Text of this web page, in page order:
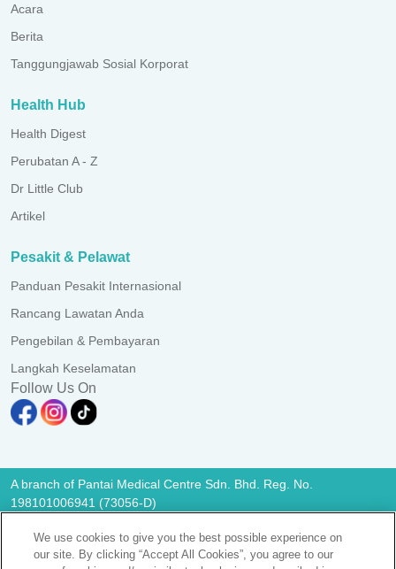
Acara
Berita
Tanggungjawab Sosial Korporat
Health Hub
Health Digest
Perubatan A - Z
Dr Little Club
Artikel
Pesakit & Pelawat
Panduan Pesakit Internasional
Rancang Lawatan Anda
Pengebilan & Pembayaran
Langkah Keselamatan
Follow Us On
A branch of Pantai Medical Centre Sdn. Bhd. Reg. No.
198101006941 (73056-D)
KKLIU 2581/ EXP 31.12.2028
Notis Perlindungan Data| PD Access Request Form
We use cookies to give you the best possible experience on
our site. By clicking “Accept All Cookies”, you agree to our